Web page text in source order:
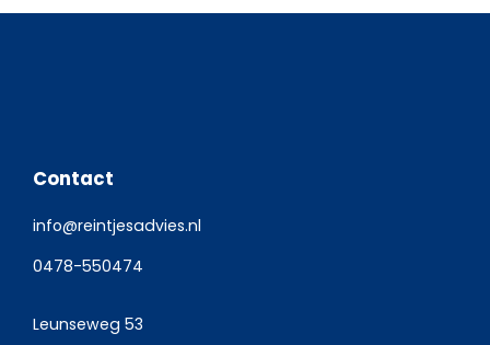
Contact
info@reintjesadvies.nl
0478-550474
Leunseweg 53